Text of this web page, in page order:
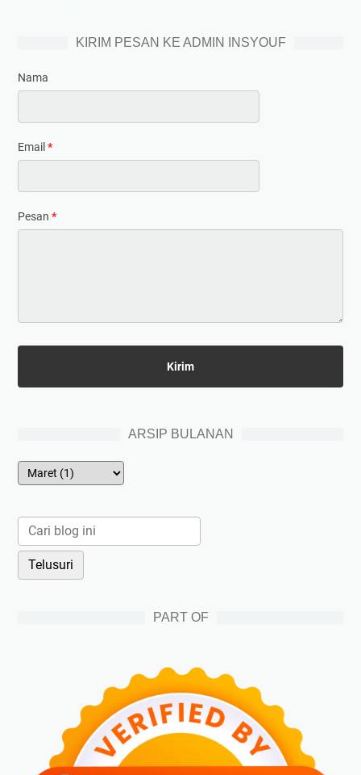
KIRIM PESAN KE ADMIN INSYOUF
Nama
Email *
Pesan *
ARSIP BULANAN
PART OF